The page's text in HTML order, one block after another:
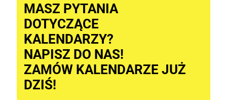
MASZ PYTANIA
DOTYCZĄCE
KALENDARZY?
NAPISZ DO NAS!
ZAMÓW KALENDARZE JUŻ
DZIŚ!